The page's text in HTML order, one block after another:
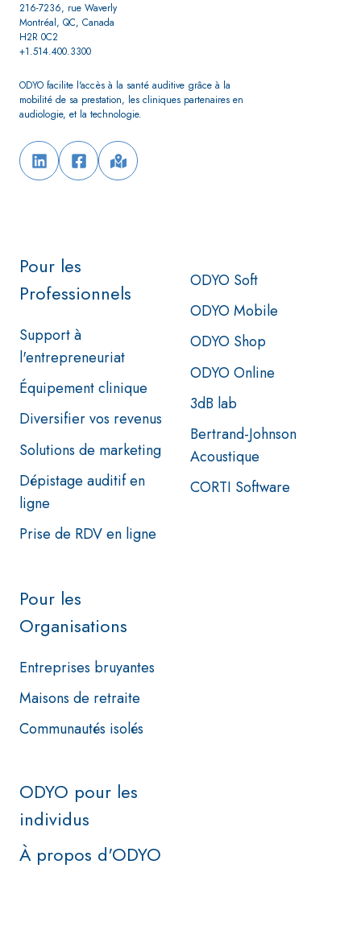
216-7236, rue Waverly
Montréal, QC, Canada
H2R 0C2
+1.514.400.3300
ODYO facilite l'accès à la santé auditive grâce à la
mobilité de sa prestation, les cliniques partenaires en
audiologie, et la technologie.
Pour les
Professionnels
Support à
l'entrepreneuriat
Équipement clinique
Diversifier vos revenus
Solutions de marketing
Dépistage auditif en
ligne
Prise de RDV en ligne
ODYO Soft
ODYO Mobile
ODYO Shop
ODYO Online
3dB lab
Bertrand-Johnson
Acoustique
CORTI Software
Pour les
Organisations
Entreprises bruyantes
Maisons de retraite
Communautés isolés
ODYO pour les
individus
À propos d'ODYO